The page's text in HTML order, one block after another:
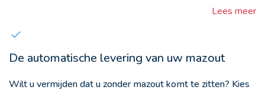
Lees meer
De automatische levering van uw mazout
Wilt u vermijden dat u zonder mazout komt te zitten? Kies